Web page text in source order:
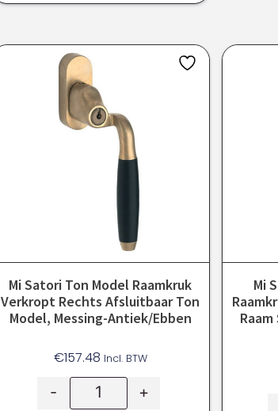
Mi Satori Ton Model Raamkruk
Verkropt Rechts Afsluitbaar Ton
Model, Messing-Antiek/ebben
€157.48 Incl. BTW
- +
Mi